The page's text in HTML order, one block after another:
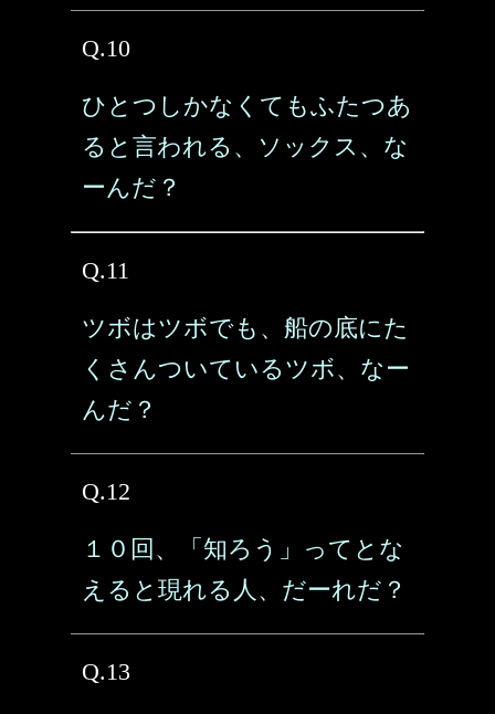
Q.10
ひとつしかなくてもふたつあ
ると言われる、ソックス、な
ーんだ？
Q.11
ツボはツボでも、船の底にた
くさんついているツボ、なー
んだ？
Q.12
１０回、「知ろう」ってとな
えると現れる人、だーれだ？
Q.13